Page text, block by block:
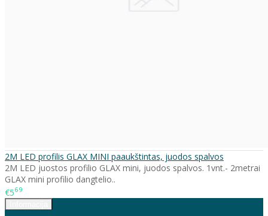
2M LED profilis GLAX MINI paaukštintas, juodos spalvos
2M LED juostos profilio GLAX mini, juodos spalvos. 1vnt.- 2metrai
GLAX mini profilio dangtelio..
€569